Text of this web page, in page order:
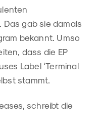
gab sie damals
bekannt. Umso
dass die EP
Label ‘Terminal
stammt.
schreibt die